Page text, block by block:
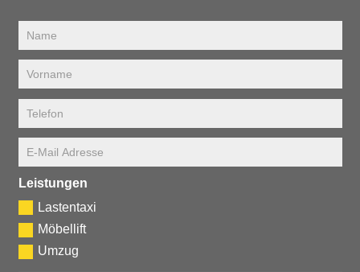
Leistungen
Lastentaxi
Möbellift
Umzug